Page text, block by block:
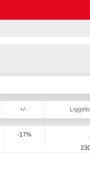
+/- Liggetid
-17%